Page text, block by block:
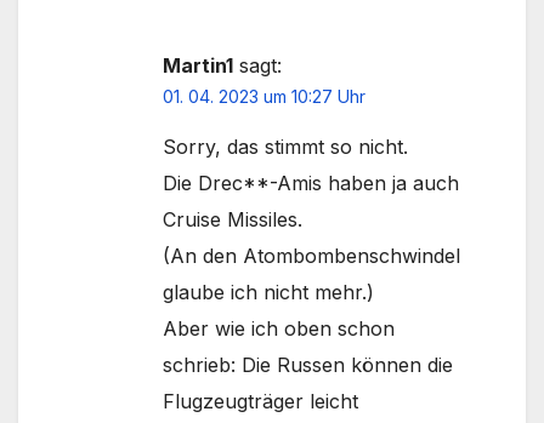
Martin1 sagt:
01. 04. 2023 um 10:27 Uhr
Sorry, das stimmt so nicht.
Die Drec**-Amis haben ja auch
Cruise Missiles.
(An den Atombombenschwindel
glaube ich nicht mehr.)
Aber wie ich oben schon
schrieb: Die Russen können die
Flugzeugträger leicht